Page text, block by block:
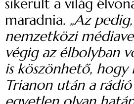
sikerült a világ
maradnia. „Az
nemzetközi
végig az élbolyban
is köszönhető, hogy
Trianon után a